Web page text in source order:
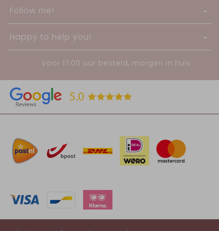
Follow me!
Happy to help you!
Voor 17:00 uur besteld, morgen in huis